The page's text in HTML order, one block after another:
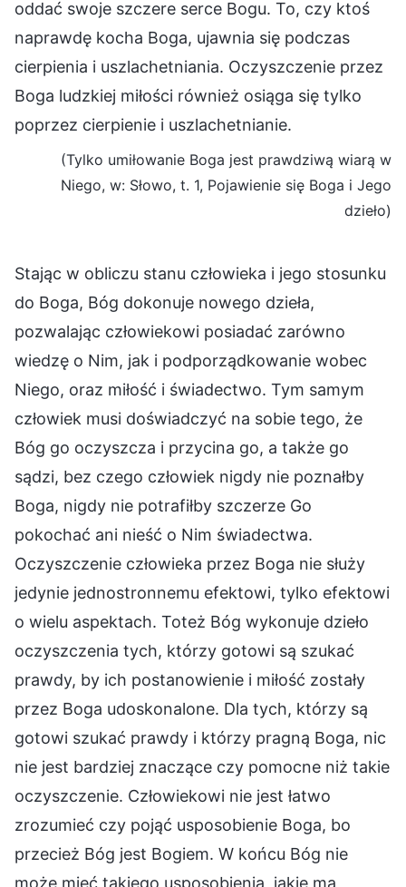
oddać swoje szczere serce Bogu. To, czy ktoś
naprawdę kocha Boga, ujawnia się podczas
cierpienia i uszlachetniania. Oczyszczenie przez
Boga ludzkiej miłości również osiąga się tylko
poprzez cierpienie i uszlachetnianie.
(Tylko umiłowanie Boga jest prawdziwą wiarą w
Niego, w: Słowo, t. 1, Pojawienie się Boga i Jego
dzieło)
Stając w obliczu stanu człowieka i jego stosunku
do Boga, Bóg dokonuje nowego dzieła,
pozwalając człowiekowi posiadać zarówno
wiedzę o Nim, jak i podporządkowanie wobec
Niego, oraz miłość i świadectwo. Tym samym
człowiek musi doświadczyć na sobie tego, że
Bóg go oczyszcza i przycina go, a także go
sądzi, bez czego człowiek nigdy nie poznałby
Boga, nigdy nie potrafiłby szczerze Go
pokochać ani nieść o Nim świadectwa.
Oczyszczenie człowieka przez Boga nie służy
jedynie jednostronnemu efektowi, tylko efektowi
o wielu aspektach. Toteż Bóg wykonuje dzieło
oczyszczenia tych, którzy gotowi są szukać
prawdy, by ich postanowienie i miłość zostały
przez Boga udoskonalone. Dla tych, którzy są
gotowi szukać prawdy i którzy pragną Boga, nic
nie jest bardziej znaczące czy pomocne niż takie
oczyszczenie. Człowiekowi nie jest łatwo
zrozumieć czy pojąć usposobienie Boga, bo
przecież Bóg jest Bogiem. W końcu Bóg nie
może mieć takiego usposobienia, jakie ma